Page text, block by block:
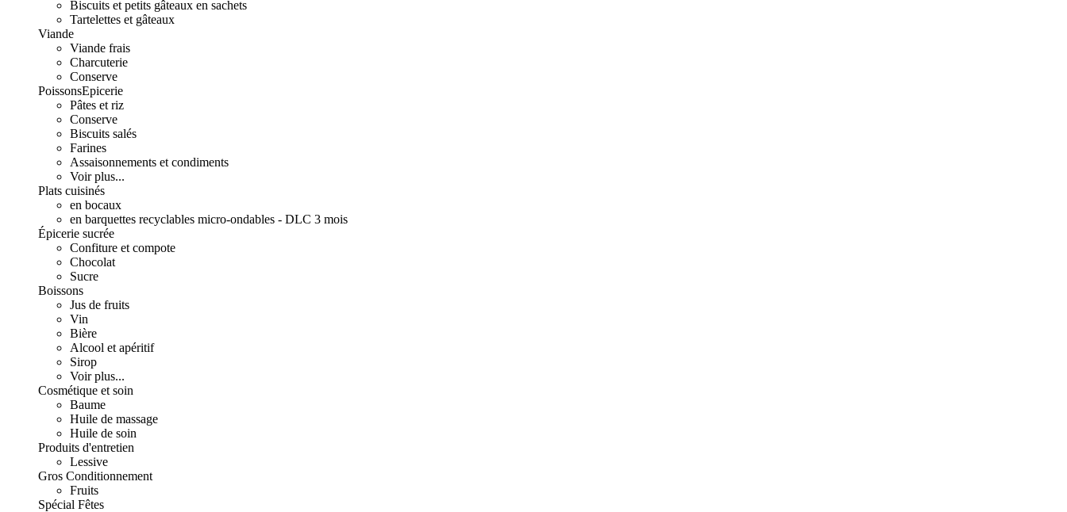
Biscuits et petits gâteaux en sachets
Tartelettes et gâteaux
Viande
Viande frais
Charcuterie
Conserve
PoissonsEpicerie
Pâtes et riz
Conserve
Biscuits salés
Farines
Assaisonnements et condiments
Voir plus...
Plats cuisinés
en bocaux
en barquettes recyclables micro-ondables - DLC 3 mois
Épicerie sucrée
Confiture et compote
Chocolat
Sucre
Boissons
Jus de fruits
Vin
Bière
Alcool et apéritif
Sirop
Voir plus...
Cosmétique et soin
Baume
Huile de massage
Huile de soin
Produits d'entretien
Lessive
Gros Conditionnement
Fruits
Spécial Fêtes